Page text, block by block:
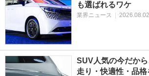
も選ばれるワケ
業界ニュース 2026.08.02
SUV人気の今だか
走り・快適性・品